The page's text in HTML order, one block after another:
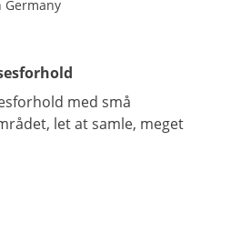
Germany
med små
let at samle, meget